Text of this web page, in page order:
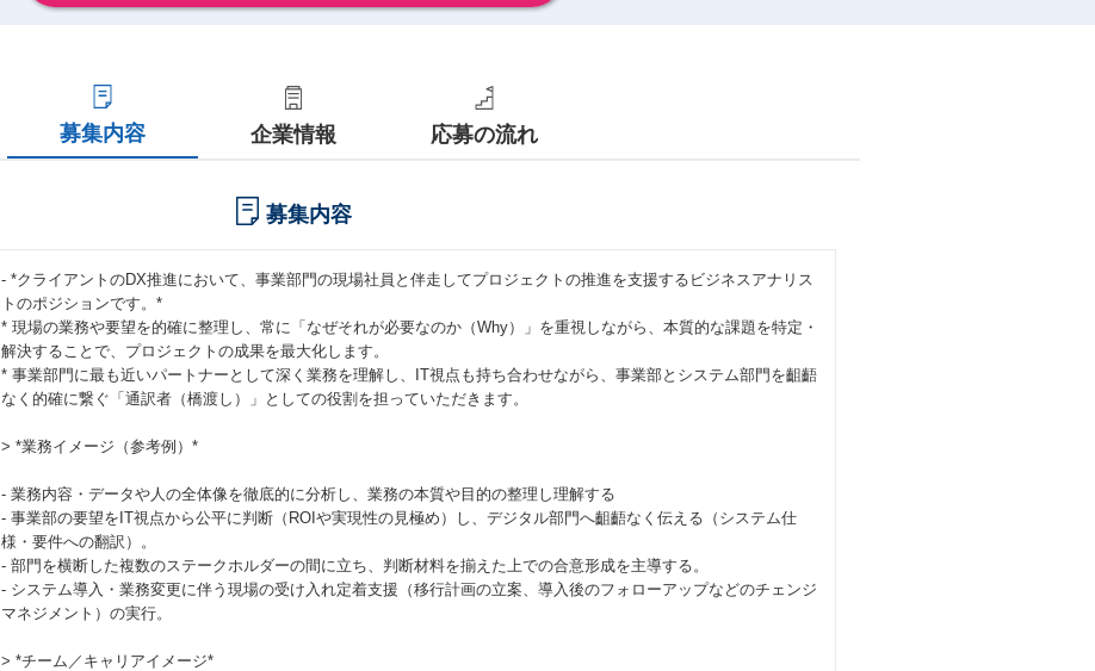
募集内容 企業情報 応募の流れ
募集内容
- *クライアントのDX推進において、事業部門の現場社員と伴走してプロジェクトの推進を支援するビジネスアナリス
トのポジションです。*
* 現場の業務や要望を的確に整理し、常に「なぜそれが必要なのか（Why）」を重視しながら、本質的な課題を特定・
解決することで、プロジェクトの成果を最大化します。
* 事業部門に最も近いパートナーとして深く業務を理解し、IT視点も持ち合わせながら、事業部とシステム部門を齟齬
なく的確に繋ぐ「通訳者（橋渡し）」としての役割を担っていただきます。
> *業務イメージ（参考例）*
- 業務内容・データや人の全体像を徹底的に分析し、業務の本質や目的の整理し理解する
- 事業部の要望をIT視点から公平に判断（ROIや実現性の見極め）し、デジタル部門へ齟齬なく伝える（システム仕
様・要件への翻訳）。
- 部門を横断した複数のステークホルダーの間に立ち、判断材料を揃えた上での合意形成を主導する。
- システム導入・業務変更に伴う現場の受け入れ定着支援（移行計画の立案、導入後のフォローアップなどのチェンジ
マネジメント）の実行。
> *チーム／キャリアイメージ*